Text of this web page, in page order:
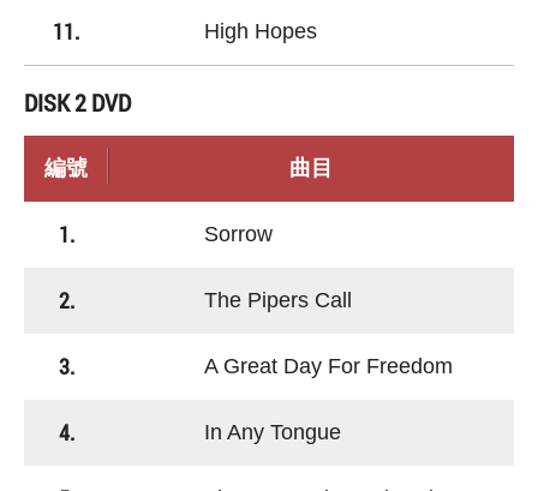
11. High Hopes
DISK 2 DVD
編號 曲目
1. Sorrow
2. The Pipers Call
3. A Great Day For Freedom
4. In Any Tongue